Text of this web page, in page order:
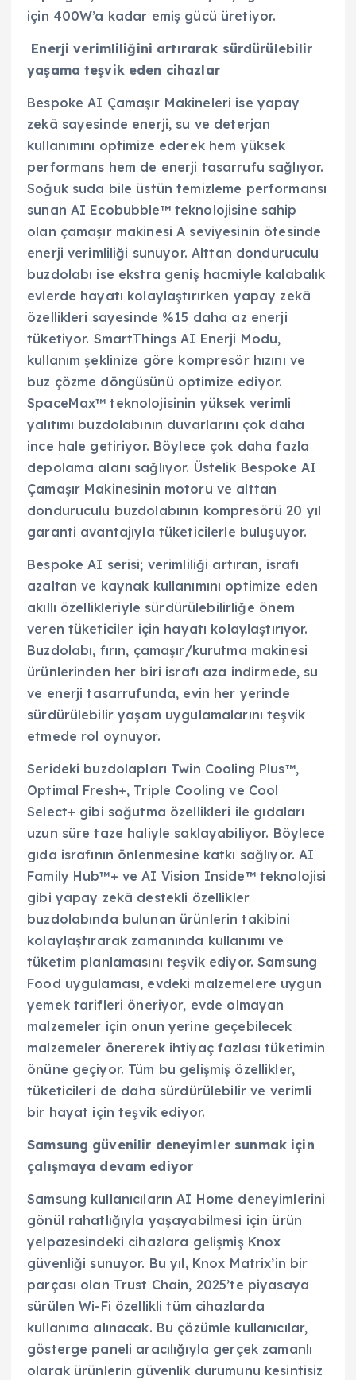
için 400W’a kadar emiş gücü üretiyor.
Enerji verimliliğini artırarak sürdürülebilir
yaşama teşvik eden cihazlar
Bespoke AI Çamaşır Makineleri ise yapay
zekâ sayesinde enerji, su ve deterjan
kullanımını optimize ederek hem yüksek
performans hem de enerji tasarrufu sağlıyor.
Soğuk suda bile üstün temizleme performansı
sunan AI Ecobubble™ teknolojisine sahip
olan çamaşır makinesi A seviyesinin ötesinde
enerji verimliliği sunuyor. Alttan donduruculu
buzdolabı ise ekstra geniş hacmiyle kalabalık
evlerde hayatı kolaylaştırırken yapay zekâ
özellikleri sayesinde %15 daha az enerji
tüketiyor. SmartThings AI Enerji Modu,
kullanım şeklinize göre kompresör hızını ve
buz çözme döngüsünü optimize ediyor.
SpaceMax™ teknolojisinin yüksek verimli
yalıtımı buzdolabının duvarlarını çok daha
ince hale getiriyor. Böylece çok daha fazla
depolama alanı sağlıyor. Üstelik Bespoke AI
Çamaşır Makinesinin motoru ve alttan
donduruculu buzdolabının kompresörü 20 yıl
garanti avantajıyla tüketicilerle buluşuyor.
Bespoke AI serisi; verimliliği artıran, israfı
azaltan ve kaynak kullanımını optimize eden
akıllı özellikleriyle sürdürülebilirliğe önem
veren tüketiciler için hayatı kolaylaştırıyor.
Buzdolabı, fırın, çamaşır/kurutma makinesi
ürünlerinden her biri israfı aza indirmede, su
ve enerji tasarrufunda, evin her yerinde
sürdürülebilir yaşam uygulamalarını teşvik
etmede rol oynuyor.
Serideki buzdolapları Twin Cooling Plus™,
Optimal Fresh+, Triple Cooling ve Cool
Select+ gibi soğutma özellikleri ile gıdaları
uzun süre taze haliyle saklayabiliyor. Böylece
gıda israfının önlenmesine katkı sağlıyor. AI
Family Hub™+ ve AI Vision Inside™ teknolojisi
gibi yapay zekâ destekli özellikler
buzdolabında bulunan ürünlerin takibini
kolaylaştırarak zamanında kullanımı ve
tüketim planlamasını teşvik ediyor. Samsung
Food uygulaması, evdeki malzemelere uygun
yemek tarifleri öneriyor, evde olmayan
malzemeler için onun yerine geçebilecek
malzemeler önererek ihtiyaç fazlası tüketimin
önüne geçiyor. Tüm bu gelişmiş özellikler,
tüketicileri de daha sürdürülebilir ve verimli
bir hayat için teşvik ediyor.
Samsung güvenilir deneyimler sunmak için
çalışmaya devam ediyor
Samsung kullanıcıların AI Home deneyimlerini
gönül rahatlığıyla yaşayabilmesi için ürün
yelpazesindeki cihazlara gelişmiş Knox
güvenliği sunuyor. Bu yıl, Knox Matrix’in bir
parçası olan Trust Chain, 2025’te piyasaya
sürülen Wi-Fi özellikli tüm cihazlarda
kullanıma alınacak. Bu çözümle kullanıcılar,
gösterge paneli aracılığıyla gerçek zamanlı
olarak ürünlerin güvenlik durumunu kesintisiz